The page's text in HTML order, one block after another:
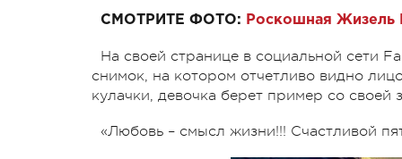
СМОТРИТЕ ФОТО: Роскошная Жизель
На своей странице в социальной сети
снимок, на котором отчетливо видно
кулачки, девочка берет пример со своей
«Любовь – смысл жизни!!! Счастливой